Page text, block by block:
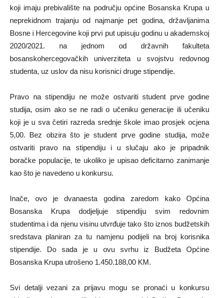
koji imaju prebivalište na području općine Bosanska Krupa u
neprekidnom trajanju od najmanje pet godina, državljanima
Bosne i Hercegovine koji prvi put upisuju godinu u akademskoj
2020/2021. na jednom od državnih fakulteta
bosanskohercegovačkih univerziteta u svojstvu redovnog
studenta, uz uslov da nisu korisnici druge stipendije.
Pravo na stipendiju ne može ostvariti student prve godine
studija, osim ako se ne radi o učeniku generacije ili učeniku
koji je u sva četiri razreda srednje škole imao prosjek ocjena
5,00. Bez obzira što je student prve godine studija, može
ostvariti pravo na stipendiju i u slučaju ako je pripadnik
boračke populacije, te ukoliko je upisao deficitarno zanimanje
kao što je navedeno u konkursu.
Inače, ovo je dvanaesta godina zaredom kako Općina
Bosanska Krupa dodjeljuje stipendiju svim redovnim
studentima i da njenu visinu utvrđuje tako što iznos budžetskih
sredstava planiran za tu namjenu podijeli na broj korisnika
stipendije. Do sada je u ovu svrhu iz Budžeta Općine
Bosanska Krupa utrošeno 1.450.188,00 KM.
Svi detalji vezani za prijavu mogu se pronaći u konkursu